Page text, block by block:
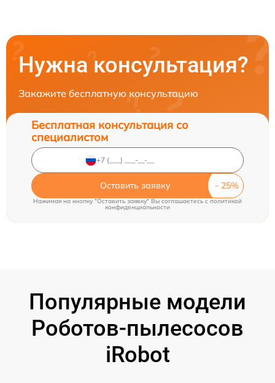
Нужна консультация?
Закажите бесплатную консультацию
Бесплатная консультация со
специалистом
Оставить заявку
Нажимая на кнопку "Оставить заявку" Вы соглашаетесь cполитикой
конфиденциальности
Популярные модели
Роботов-пылесосов
iRobot